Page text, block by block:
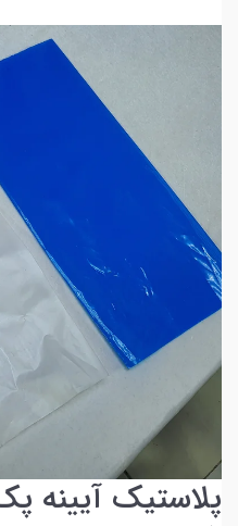
پلاستیک آیینه